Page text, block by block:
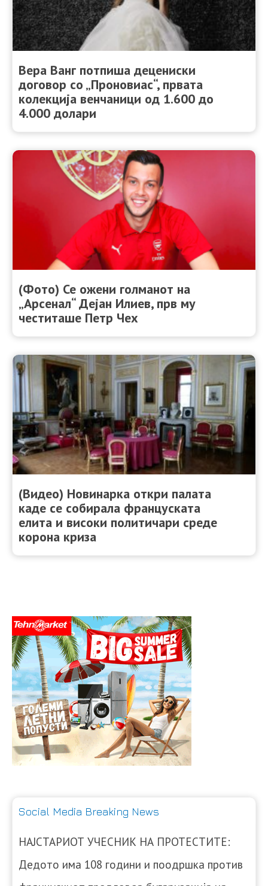
Вера Ванг потпиша децениски
договор со „Проновиас“, првата
колекција венчаници од 1.600 до
4.000 долари
(Фото) Се ожени голманот на
„Арсенал“ Дејан Илиев, прв му
честиташе Петр Чех
(Видео) Новинарка откри палата
каде се собиралa француската
елита и високи политичари среде
корона криза
Social Media Breaking News
НАЈСТАРИОТ УЧЕСНИК НА ПРОТЕСТИТЕ:
Дедото има 108 години и поодршка против